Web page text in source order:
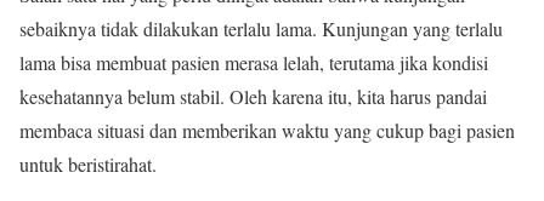
sebaiknya tidak dilakukan terlalu lama. Kunjungan yang terlalu
lama bisa membuat pasien merasa lelah, terutama jika kondisi
kesehatannya belum stabil. Oleh karena itu, kita harus pandai
membaca situasi dan memberikan waktu yang cukup bagi pasien
untuk beristirahat.